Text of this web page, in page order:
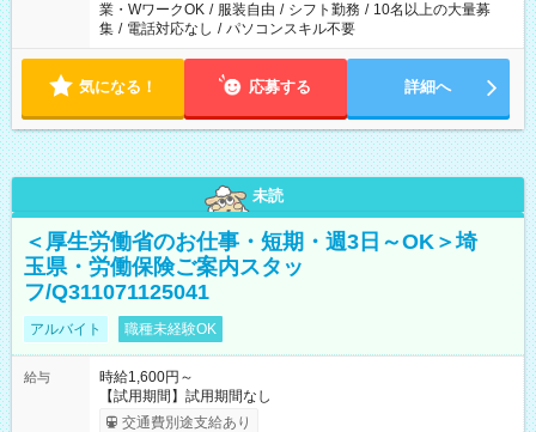
業・WワークOK / 服装自由 / シフト勤務 / 10名以上の大量募
集 / 電話対応なし / パソコンスキル不要
気になる！ 応募する 詳細へ
未読
＜厚生労働省のお仕事・短期・週3日～OK＞埼
玉県・労働保険ご案内スタッ
フ/Q311071125041
アルバイト 職種未経験OK
給与
時給1,600円～
【試用期間】試用期間なし
交通費別途支給あり